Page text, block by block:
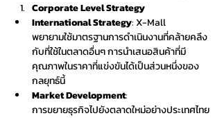
Corporate Level Strategy
International Strategy: X-Mall
พยายามใช้มาตรฐานการดำเนินงานที่คล้ายคลึง
กับที่ใช้ในตลาดอื่นๆ การนำเสนอสินค้าที่มี
คุณภาพในราคาที่แข่งขันได้เป็นส่วนหนึ่งของ
กลยุทธ์นี้
Market Development:
การขยายธุรกิจไปยังตลาดใหม่อย่างประเทศไทย